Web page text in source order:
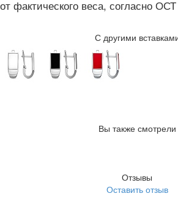
от фактического веса, согласно
С другими
Вы также смотрели
Отзывы
Оставить отзыв